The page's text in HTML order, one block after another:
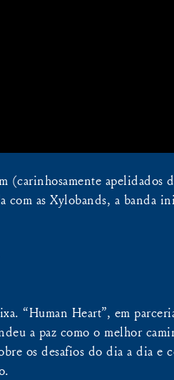
apelidados
as Xylobands, a banda
“Human Heart”, em
a paz como o melhor
os desafios do dia a dia e